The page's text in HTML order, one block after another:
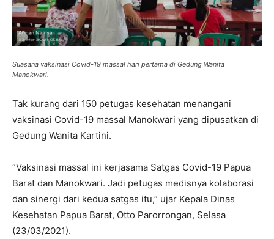
Suasana vaksinasi Covid-19 massal hari pertama di Gedung Wanita
Manokwari.
Tak kurang dari 150 petugas kesehatan menangani
vaksinasi Covid-19 massal Manokwari yang dipusatkan di
Gedung Wanita Kartini.
“Vaksinasi massal ini kerjasama Satgas Covid-19 Papua
Barat dan Manokwari. Jadi petugas medisnya kolaborasi
dan sinergi dari kedua satgas itu,” ujar Kepala Dinas
Kesehatan Papua Barat, Otto Parorrongan, Selasa
(23/03/2021).